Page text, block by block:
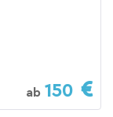
ab 150